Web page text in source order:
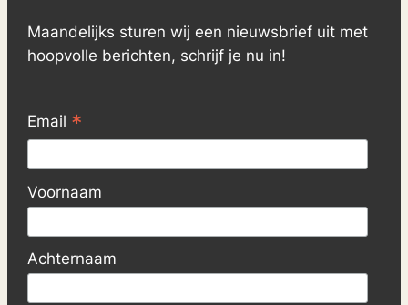
Maandelijks sturen wij een nieuwsbrief uit met
hoopvolle berichten, schrijf je nu in!
Email *
Voornaam
Achternaam